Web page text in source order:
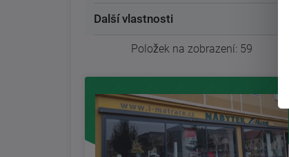
Další vlastnosti
Položek na zobrazení: 59